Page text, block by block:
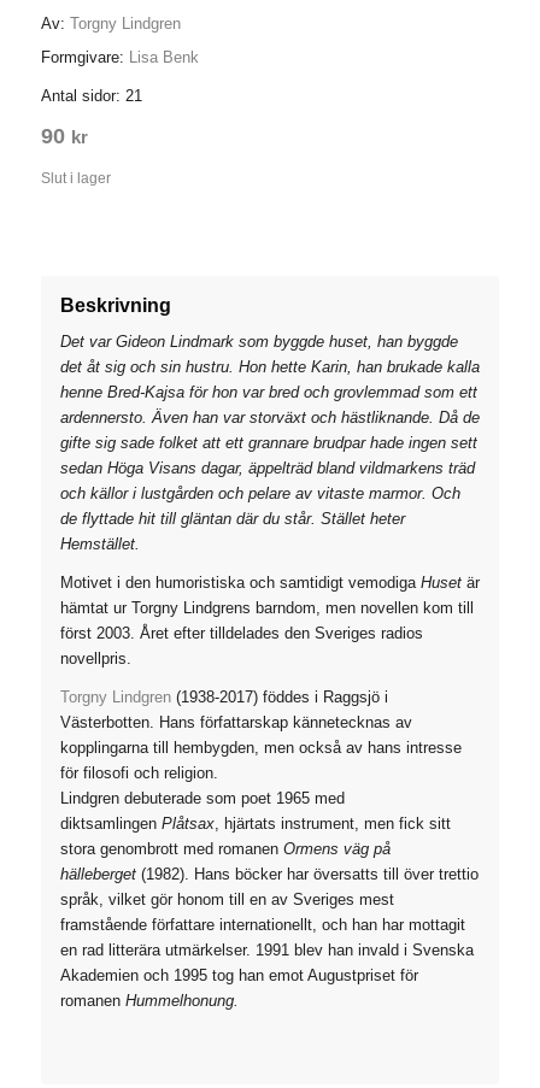
Av: Torgny Lindgren
Formgivare:
Lisa Benk
Antal sidor: 21
90 kr
Slut i lager
Beskrivning
Det var Gideon Lindmark som byggde huset, han byggde
det åt sig och sin hustru. Hon hette Karin, han brukade kalla
henne Bred-Kajsa för hon var bred och grovlemmad som ett
ardennersto. Även han var storväxt och hästliknande. Då de
gifte sig sade folket att ett grannare brudpar hade ingen sett
sedan Höga Visans dagar, äppelträd bland vildmarkens träd
och källor i lustgården och pelare av vitaste marmor. Och
de flyttade hit till gläntan där du står. Stället heter
Hemstället.
Motivet i den humoristiska och samtidigt vemodiga Husetär
hämtat ur Torgny Lindgrens barndom, men novellen kom till
först 2003. Året efter tilldelades den Sveriges radios
novellpris.
Torgny Lindgren(1938-2017) föddes i Raggsjö i
Västerbotten. Hans författarskap kännetecknas av
kopplingarna till hembygden, men också av hans intresse
för filosofi och religion.
Lindgren debuterade som poet 1965 med
diktsamlingenPlåtsax, hjärtats instrument, men fick sitt
stora genombrott med romanen Ormens väg på
hälleberget(1982). Hans böcker har översatts till över trettio
språk, vilket gör honom till en av Sveriges mest
framstående författare internationellt, och han har mottagit
en rad litterära utmärkelser. 1991 blev han invald i Svenska
Akademien och 1995 tog han emot Augustpriset för
romanen Hummelhonung.